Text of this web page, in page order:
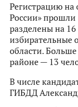
Регистрацию на
России» прошли
разделены на
избирательные
области.
районе — 13
В числе
ГИБДД